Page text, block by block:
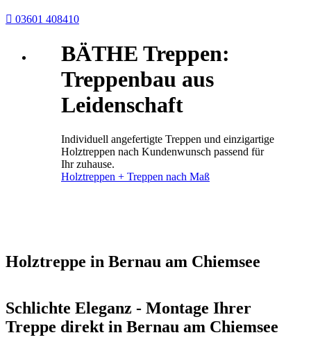
 03601 408410
BÄTHE Treppen:
Treppenbau aus
Leidenschaft
Individuell angefertigte Treppen und einzigartige
Holztreppen nach Kundenwunsch passend für
Ihr zuhause.
Holztreppen + Treppen nach Maß
Holztreppe in Bernau am Chiemsee
Schlichte Eleganz - Montage Ihrer
Treppe direkt in Bernau am Chiemsee